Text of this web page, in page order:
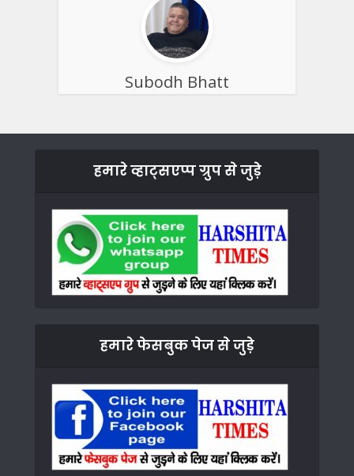
Subodh Bhatt
हमारे व्हाट्सएप्प ग्रुप से जुड़े
हमारे फेसबुक पेज से जुड़े